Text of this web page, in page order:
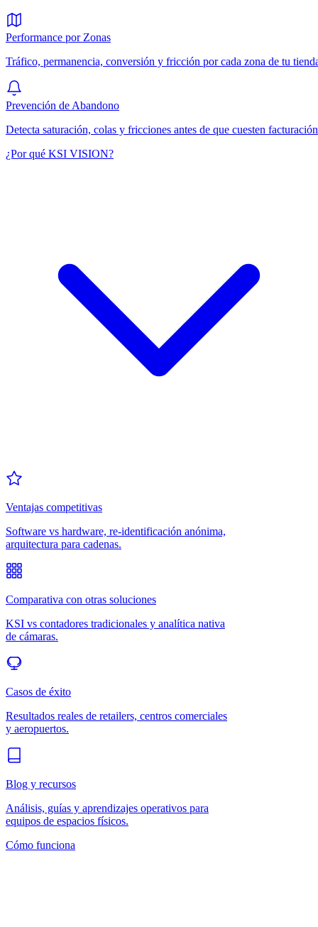
Performance por Zonas
Tráfico, permanencia, conversión y fricción por cada zona de tu
Prevención de Abandono
Detecta saturación, colas y fricciones antes de que cuesten
¿Por qué KSI VISION?
Ventajas competitivas
Software vs hardware, re-identificación anónima,
arquitectura para cadenas.
Comparativa con otras soluciones
KSI vs contadores tradicionales y analítica nativa
de cámaras.
Casos de éxito
Resultados reales de retailers, centros comerciales
y aeropuertos.
Blog y recursos
Análisis, guías y aprendizajes operativos para
equipos de espacios físicos.
Cómo funciona